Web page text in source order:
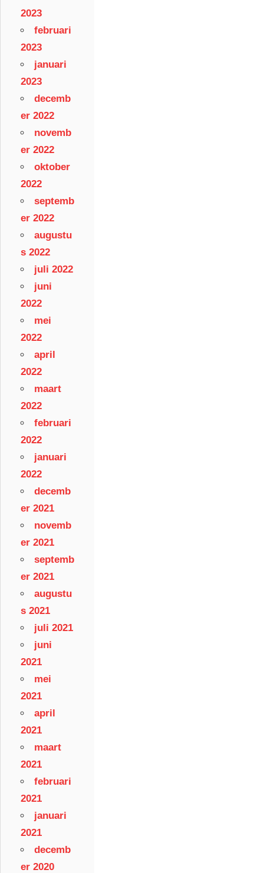
2023
februari
2023
januari
2023
decemb
er 2022
novemb
er 2022
oktober
2022
septemb
er 2022
augustu
s 2022
juli 2022
juni
2022
mei
2022
april
2022
maart
2022
februari
2022
januari
2022
decemb
er 2021
novemb
er 2021
septemb
er 2021
augustu
s 2021
juli 2021
juni
2021
mei
2021
april
2021
maart
2021
februari
2021
januari
2021
decemb
er 2020